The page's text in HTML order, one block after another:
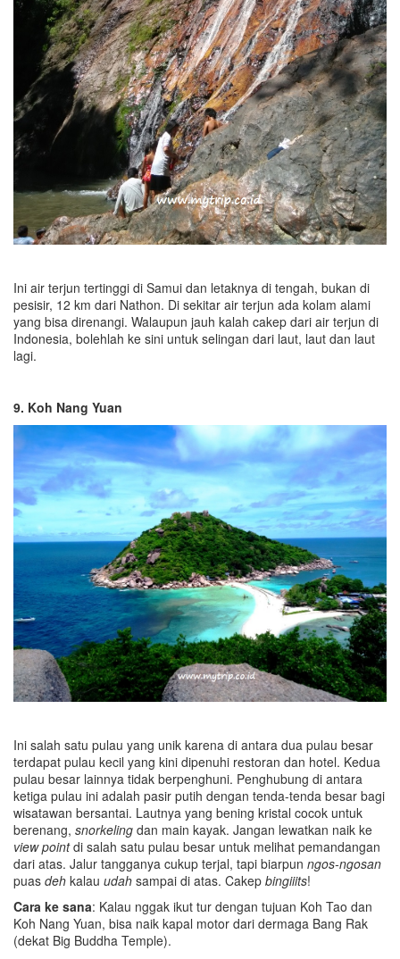
Ini air terjun tertinggi di Samui dan letaknya di tengah, bukan di
pesisir, 12 km dari Nathon. Di sekitar air terjun ada kolam alami
yang bisa direnangi. Walaupun jauh kalah cakep dari air terjun di
Indonesia, bolehlah ke sini untuk selingan dari laut, laut dan laut
lagi.
9. Koh Nang Yuan
Ini salah satu pulau yang unik karena di antara dua pulau besar
terdapat pulau kecil yang kini dipenuhi restoran dan hotel. Kedua
pulau besar lainnya tidak berpenghuni. Penghubung di antara
ketiga pulau ini adalah pasir putih dengan tenda-tenda besar bagi
wisatawan bersantai. Lautnya yang bening kristal cocok untuk
berenang, snorkeling dan main kayak. Jangan lewatkan naik ke
view pointdi salah satu pulau besar untuk melihat pemandangan
dari atas. Jalur tangganya cukup terjal, tapi biarpun ngos-ngosan
puas deh kalau udah sampai di atas. Cakep bingiiits!
Cara ke sana: Kalau nggak ikut tur dengan tujuan Koh Tao dan
Koh Nang Yuan, bisa naik kapal motor dari dermaga Bang Rak
(dekat Big Buddha Temple).